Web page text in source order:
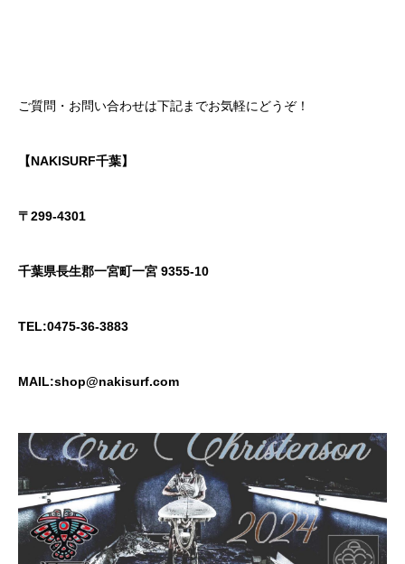
ご質問・お問い合わせは下記までお気軽にどうぞ！
【NAKISURF千葉】
〒299-4301
千葉県長生郡一宮町一宮 9355-10
TEL:0475-36-3883
MAIL:shop@nakisurf.com